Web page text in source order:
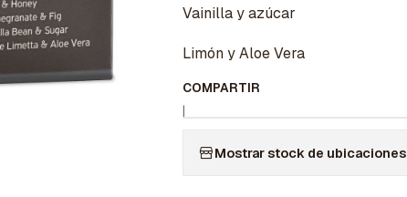
Vainilla y azúcar
Limón y Aloe Vera
COMPARTIR
|
Mostrar stock de ubicaciones